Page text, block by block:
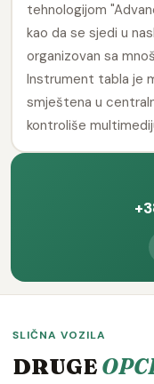
tehnologijom
kao da se sjedi u
organizovan sa
Instrument tabla je
smještena u
kontroliše
SLIČNA VOZILA
DRUGE